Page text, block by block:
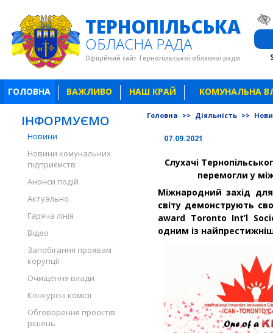
ТЕРНОПІЛЬСЬКА
ОБЛАСНА РАДА
Офіційний сайт Тернопільської обласної ради
ГОЛОВНА ВАЖЛИВО НАШ КРАЙ КОМУНАЛЬНА
ІНФОРМУЄМО
Новини
Новини комунальних
підприємств
Анонси подій
Актуально
Гаряча лінія
Відео
Запобігання проявам
корупції
Очищення влади
Конкурсні комісії
Обговорення проєктів
рішень
Головна >> Діяльність >>
07.09.2021
Слухачі
перемогли у
Міжнародний захід
світу демонструють
award Toronto Int’l
одним із